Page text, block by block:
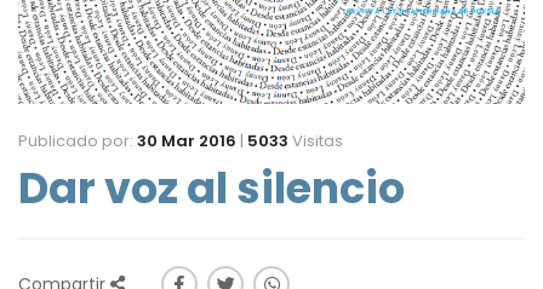
Publicado por: 30 Mar 2016 | 5033 Visitas
Dar voz al silencio
Compartir